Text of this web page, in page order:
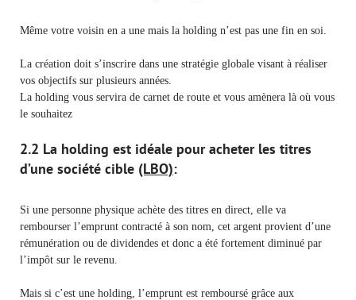
Même votre voisin en a une mais la holding n’est pas une fin en soi.
La création doit s’inscrire dans une stratégie globale visant à réaliser
vos objectifs sur plusieurs années.
La holding vous servira de carnet de route et vous amènera là où vous
le souhaitez
2.2 La holding est idéale pour acheter les titres
d’une société cible (LBO):
Si une personne physique achète des titres en direct, elle va
rembourser l’emprunt contracté à son nom, cet argent provient d’une
rémunération ou de dividendes et donc a été fortement diminué par
l’impôt sur le revenu.
Mais si c’est une holding, l’emprunt est remboursé grâce aux